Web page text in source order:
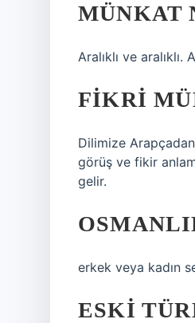
MÜNKAT
Aralıklı ve
FIKRI
Dilimize
görüş ve fikir
gelir.
erkek veya kadın
ESKI